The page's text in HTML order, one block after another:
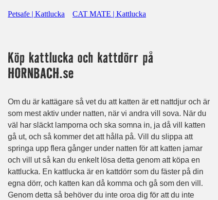
Petsafe | Kattlucka CAT MATE | Kattlucka